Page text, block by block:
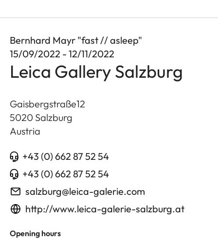
Bernhard Mayr "fast // asleep"
15/09/2022 - 12/11/2022
Leica Gallery Salzburg
Gaisbergstraße12
5020 Salzburg
Austria
+43 (0) 662 87 52 54
+43 (0) 662 87 52 54
salzburg@leica-galerie.com
http://www.leica-galerie-salzburg.at
Opening hours